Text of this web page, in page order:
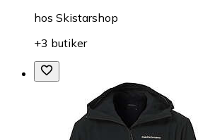
hos Skistarshop
+3 butiker